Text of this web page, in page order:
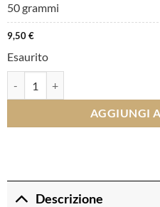
50 grammi
9,50€
Esaurito
AGGIUNGI
Descrizione